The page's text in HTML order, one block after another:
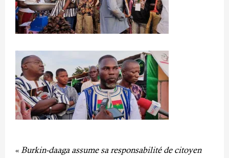
« Burkin-daaga assume sa responsabilité de citoyen